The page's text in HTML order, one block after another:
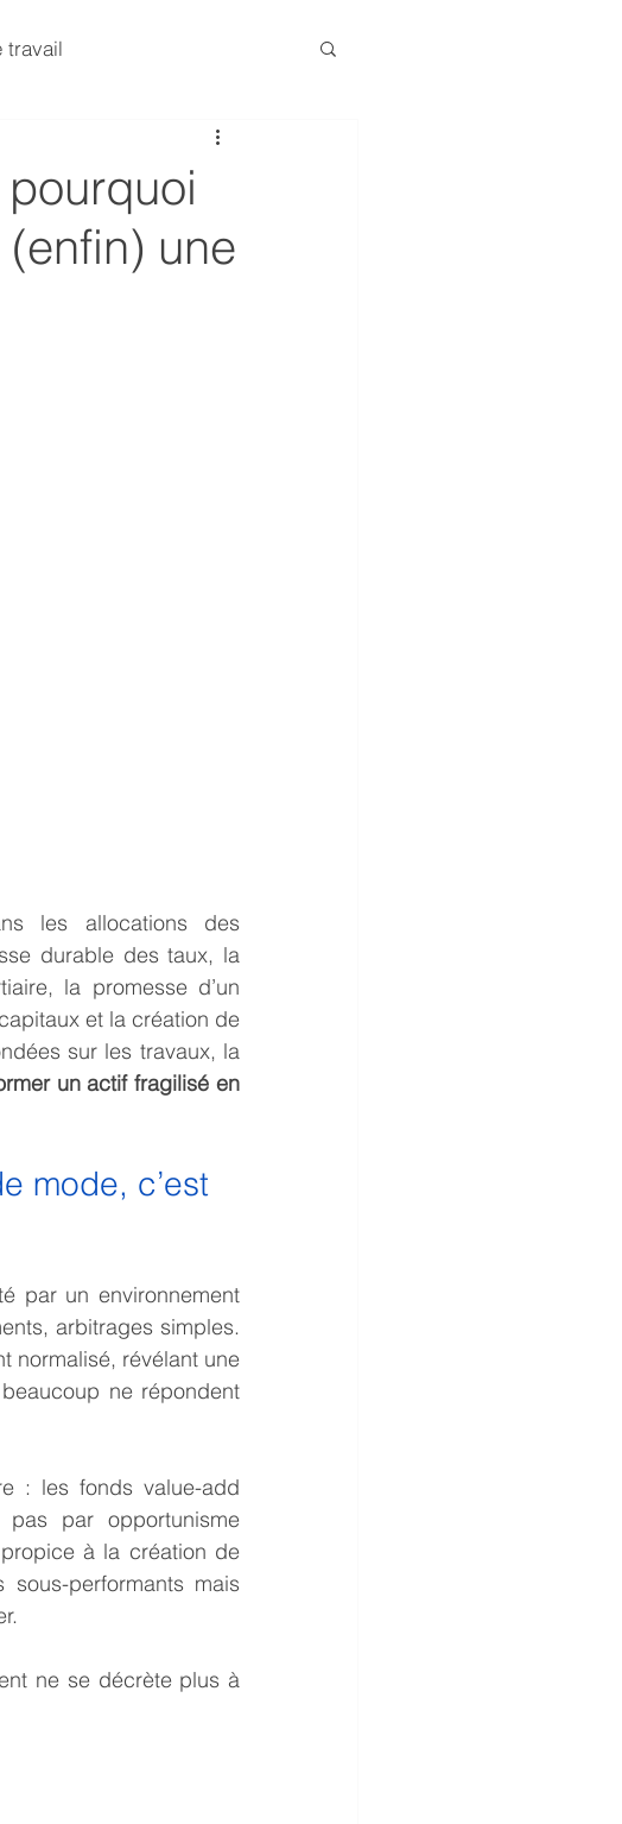
travail
une
les allocations des
durable des taux, la
la promesse d’un
et la création de
sur les travaux, la
un actif fragilisé en
mode, c’est
par un environnement
arbitrages simples.
normalisé, révélant une
ne répondent
: les fonds value-add
par opportunisme
à la création de
sous-performants mais
ne se décrète plus à